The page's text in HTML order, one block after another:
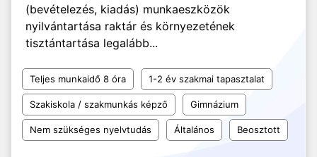
(bevételezés, kiadás) munkaeszközök
nyilvántartása raktár és környezetének
tisztántartása legalább...
Teljes munkaidő 8 óra 1-2 év szakmai tapasztalat
Szakiskola / szakmunkás képző Gimnázium
Nem szükséges nyelvtudás Általános Beosztott